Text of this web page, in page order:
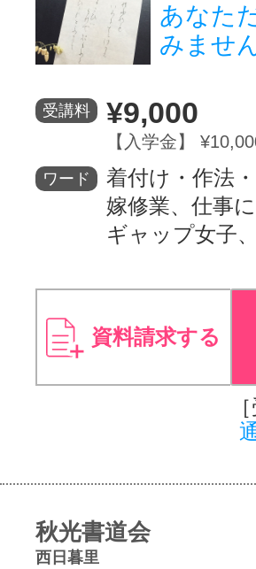
あなた
みませ
受講料 ¥9,000
【入学金】
ワード
着付け・作法
嫁修業、仕事
ギャップ女子
資料請求する
秋光書道会
西日暮里